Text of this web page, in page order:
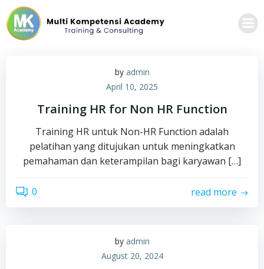
to
content
by admin
April 10, 2025
Training HR for Non HR Function
Training HR untuk Non-HR Function adalah
pelatihan yang ditujukan untuk meningkatkan
pemahaman dan keterampilan bagi karyawan […]
0 read more
by admin
August 20, 2024